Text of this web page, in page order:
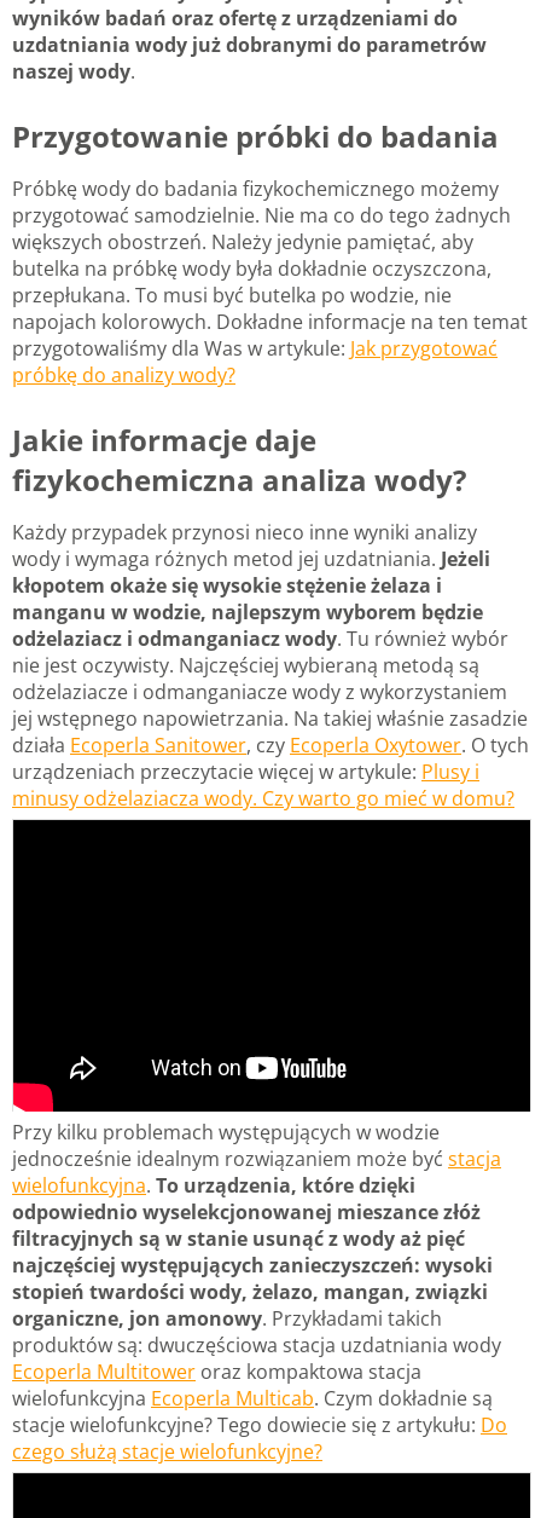
wyników badań oraz ofertę z urządzeniami do
uzdatniania wody już dobranymi do parametrów
naszej wody.
Przygotowanie próbki do badania
Próbkę wody do badania fizykochemicznego możemy
przygotować samodzielnie. Nie ma co do tego żadnych
większych obostrzeń. Należy jedynie pamiętać, aby
butelka na próbkę wody była dokładnie oczyszczona,
przepłukana. To musi być butelka po wodzie, nie
napojach kolorowych. Dokładne informacje na ten temat
przygotowaliśmy dla Was w artykule: Jak przygotować
próbkę do analizy wody?
Jakie informacje daje
fizykochemiczna analiza wody?
Każdy przypadek przynosi nieco inne wyniki analizy
wody i wymaga różnych metod jej uzdatniania. Jeżeli
kłopotem okaże się wysokie stężenie żelaza i
manganu w wodzie, najlepszym wyborem będzie
odżelaziacz i odmanganiacz wody. Tu również wybór
nie jest oczywisty. Najczęściej wybieraną metodą są
odżelaziacze i odmanganiacze wody z wykorzystaniem
jej wstępnego napowietrzania. Na takiej właśnie zasadzie
działa Ecoperla Sanitower, czy Ecoperla Oxytower. O tych
urządzeniach przeczytacie więcej w artykule: Plusy i
minusy odżelaziacza wody. Czy warto go mieć w domu?
Przy kilku problemach występujących w wodzie
jednocześnie idealnym rozwiązaniem może być stacja
wielofunkcyjna. To urządzenia, które dzięki
odpowiednio wyselekcjonowanej mieszance złóż
filtracyjnych są w stanie usunąć z wody aż pięć
najczęściej występujących zanieczyszczeń: wysoki
stopień twardości wody, żelazo, mangan, związki
organiczne, jon amonowy. Przykładami takich
produktów są: dwuczęściowa stacja uzdatniania wody
Ecoperla Multitower oraz kompaktowa stacja
wielofunkcyjna Ecoperla Multicab. Czym dokładnie są
stacje wielofunkcyjne? Tego dowiecie się z artykułu: Do
czego służą stacje wielofunkcyjne?